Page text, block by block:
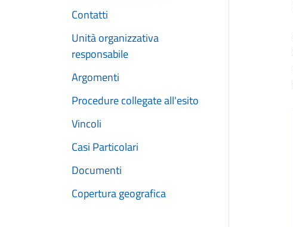
Contatti
Unità organizzativa
responsabile
Argomenti
Procedure collegate all'esito
Vincoli
Casi Particolari
Documenti
Copertura geografica